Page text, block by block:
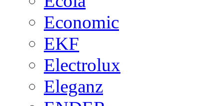
Economic
EKF
Electrolux
Eleganz